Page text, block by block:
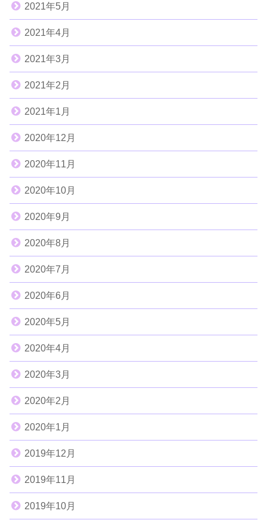
2021年5月
2021年4月
2021年3月
2021年2月
2021年1月
2020年12月
2020年11月
2020年10月
2020年9月
2020年8月
2020年7月
2020年6月
2020年5月
2020年4月
2020年3月
2020年2月
2020年1月
2019年12月
2019年11月
2019年10月